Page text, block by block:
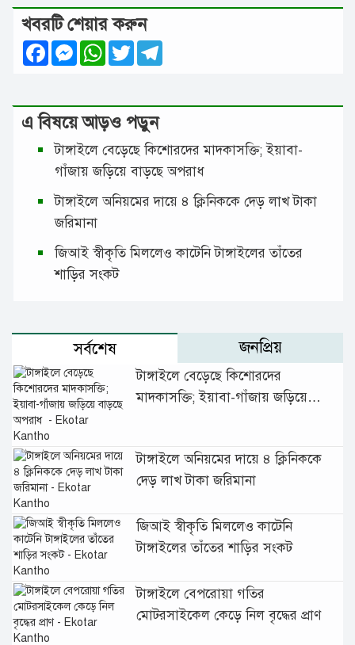
খবরটি শেয়ার করুন
FacebookMessenger
WhatsApp
Twitter
এ বিষয়ে আড়ও পড়ুন
টাঙ্গাইলে বেড়েছে কিশোরদের মাদকাসক্তি; ইয়াবা-
গাঁজায় জড়িয়ে বাড়ছে অপরাধ
টাঙ্গাইলে অনিয়মের দায়ে ৪ ক্লিনিককে দেড় লাখ টাকা
জরিমানা
জিআই স্বীকৃতি মিললেও কাটেনি টাঙ্গাইলের তাঁতের
শাড়ির সংকট
সর্বশেষ জনপ্রিয়
টাঙ্গাইলে বেড়েছে কিশোরদের
মাদকাসক্তি; ইয়াবা-গাঁজায় জড়িয়ে
টাঙ্গাইলে অনিয়মের দায়ে ৪ ক্লিনিককে
দেড় লাখ টাকা জরিমানা
জিআই স্বীকৃতি মিললেও কাটেনি
টাঙ্গাইলের তাঁতের শাড়ির সংকট
টাঙ্গাইলে বেপরোয়া গতির
মোটরসাইকেল কেড়ে নিল বৃদ্ধের প্রাণ